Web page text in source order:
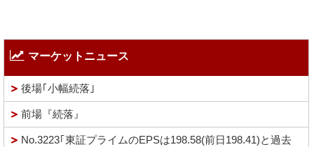
マーケットニュース
後場｢小幅続落｣
前場『続落』
No.3223｢東証プライムのEPSは198.58(前日198.41)と過去